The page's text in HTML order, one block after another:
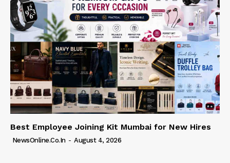
Best Employee Joining Kit Mumbai for New Hires
NewsOnline.co.in - August 4, 2026